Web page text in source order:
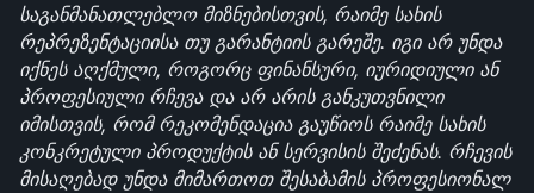
საგანმანათლებლო მიზნებისთვის, რაიმე სახის
რეპრეზენტაციისა თუ გარანტიის გარეშე. იგი არ უნდა
იქნეს აღქმული, როგორც ფინანსური, იურიდიული ან
პროფესიული რჩევა და არ არის განკუთვნილი
იმისთვის, რომ რეკომენდაცია გაუწიოს რაიმე სახის
კონკრეტული პროდუქტის ან სერვისის შეძენას. რჩევის
მისაღებად უნდა მიმართოთ შესაბამის პროფესიონალ